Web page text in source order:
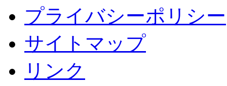
プライバシーポリシー
サイトマップ
リンク